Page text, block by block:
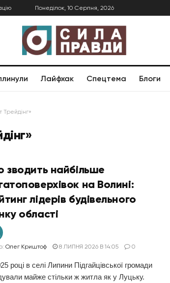
Понеділок, 10 Серпня, 2026
Лайфхак Спецтема Блоги
Трейдінг»
зводить найбільше
на Волині:
лідерів будівельного
області
Олег Криштоф 8 ЛИПНЯ 2026 В 14:05 0
році в селі Липини Підгайцівської громади
майже стільки ж житла як у Луцьку.